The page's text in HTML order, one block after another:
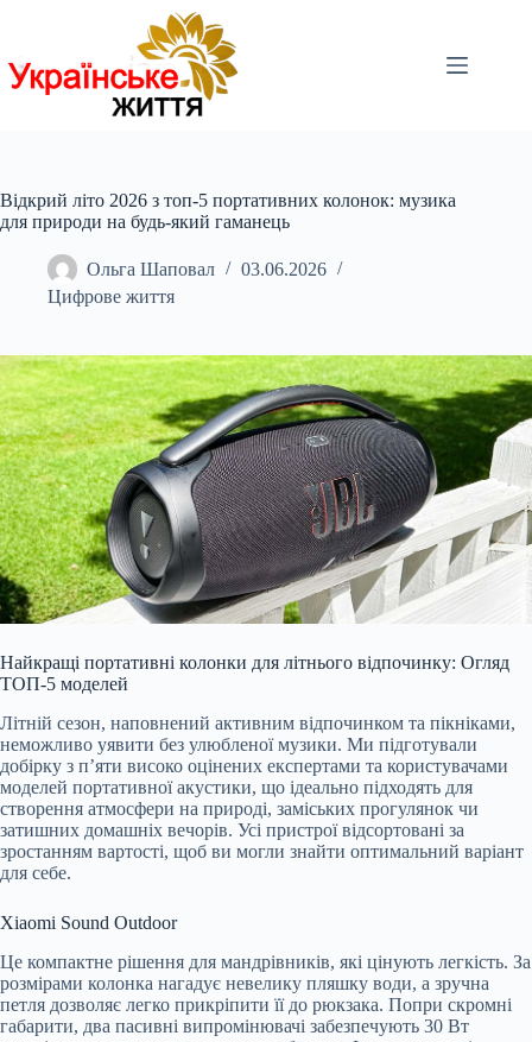
Відкрий літо 2026 з топ-5 портативних колонок: музика
для природи на будь-який гаманець
Ольга Шаповал
03.06.2026
Цифрове життя
Найкращі портативні колонки для літнього відпочинку: Огляд
ТОП-5 моделей
Літній сезон, наповнений активним відпочинком та пікніками,
неможливо уявити без улюбленої музики. Ми підготували
добірку з п’яти високо оцінених експертами та користувачами
моделей портативної акустики, що ідеально підходять для
створення атмосфери на природі, заміських прогулянок чи
затишних домашніх вечорів. Усі пристрої відсортовані за
зростанням вартості, щоб ви могли знайти оптимальний варіант
для себе.
Xiaomi Sound Outdoor
Це компактне рішення для мандрівників, які цінують легкість. За
розмірами колонка нагадує невелику пляшку води, а зручна
петля дозволяє легко прикріпити її до рюкзака. Попри скромні
габарити, два пасивні випромінювачі забезпечують 30 Вт